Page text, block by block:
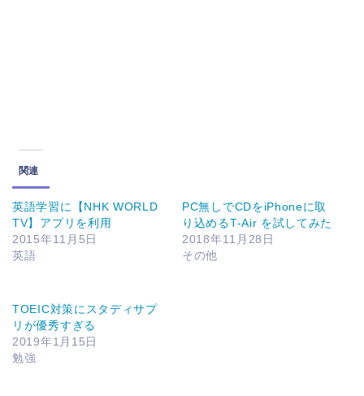
関連
英語学習に【NHK WORLD
TV】アプリを利用
2015年11月5日
英語
PC無しでCDをiPhoneに取
り込めるT-Air を試してみた
2018年11月28日
その他
TOEIC対策にスタディサプ
リが優秀すぎる
2019年1月15日
勉強